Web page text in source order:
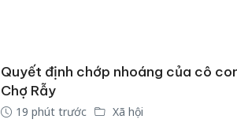
Quyết định chớp nhoáng của cô
Chợ Rẫy
19 phút trước Xã hội